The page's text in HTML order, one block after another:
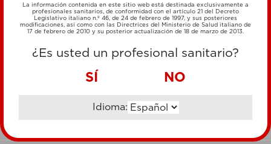
MÉTODOS DE PAGO
TRANSFERENCIA BANCARIA
La información contenida en este sitio web está destinada exclusivamente a
profesionales sanitarios, de conformidad con el artículo 21 del Decreto
Legislativo italiano n.º 46, de 24 de febrero de 1997, y sus posteriores
modificaciones, así como con las Directrices del Ministerio de Salud italiano de
17 de febrero de 2010 y su posterior actualización de 18 de marzo de 2013.
¿Es usted un profesional sanitario?
SÍ NO
Idioma: